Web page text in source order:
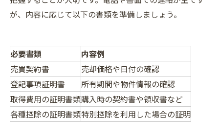
が、内容に応じて以下の書類を準備しましょう。
必要書類
内容例
売買契約書
売却価格や日付の確認
登記事項証明書
所有期間や物件情報の確認
取得費用の証明書類購入時の契約書や領収書など
各種控除の証明書類特別控除を利用した場合の証明